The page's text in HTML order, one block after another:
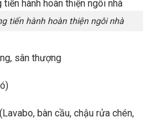
tiến hành hoàn thiện ngôi nhà
sân thượng
bàn cầu, chậu rửa chén,